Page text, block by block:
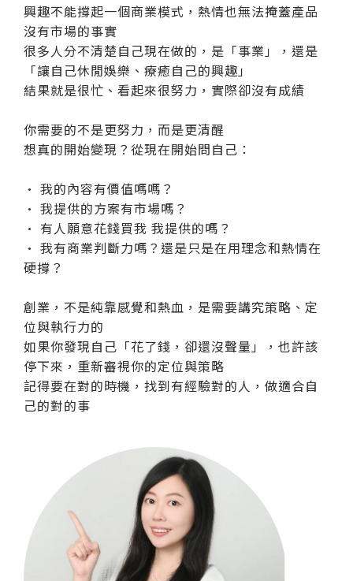
興趣不能撐起一個商業模式，熱情也無法掩蓋產品
沒有市場的事實
很多人分不清楚自己現在做的，是「事業」，還是
「讓自己休閒娛樂、療癒自己的興趣」
結果就是很忙、看起來很努力，實際卻沒有成績
你需要的不是更努力，而是更清醒
想真的開始變現？從現在開始問自己：
• 我的內容有價值嗎嗎？
• 我提供的方案有市場嗎？
• 有人願意花錢買我 我提供的嗎？
• 我有商業判斷力嗎？還是只是在用理念和熱情在
硬撐？
創業，不是純靠感覺和熱血，是需要講究策略、定
位與執行力的
如果你發現自己「花了錢，卻還沒聲量」，也許該
停下來，重新審視你的定位與策略
記得要在對的時機，找到有經驗對的人，做適合自
己的對的事